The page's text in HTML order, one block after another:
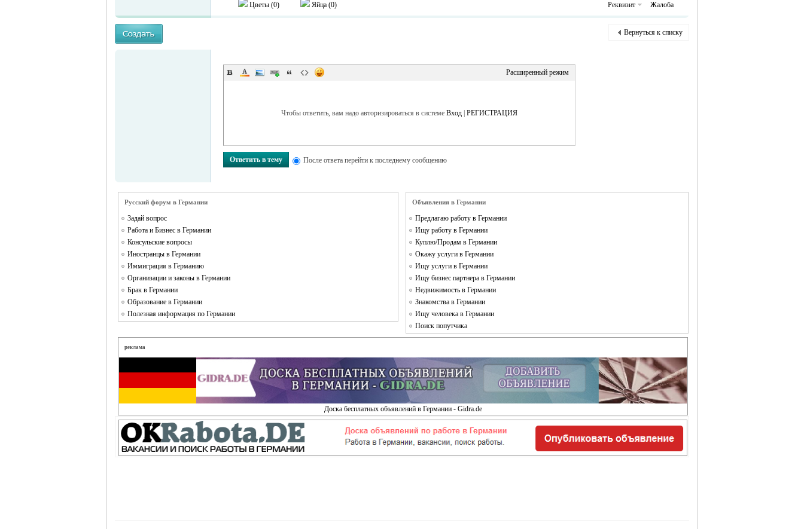
RU
Цветы (0) Яйца (0) Реквизит Жалоба
Вернуться к списку
Расширенный режим
Чтобы ответить, вам надо авторизироваться в системе Вход РЕГИСТРАЦИЯ
Ответить в тему После ответа перейти к последнему сообщению
Русский форум в Германии
Задай вопрос
Работа и Бизнес в Германии
Консульские вопросы
Иностранцы в Германии
Иммиграция в Германию
Организации и законы в Германии
Брак в Германии
Образование в Германии
Полезная информация по Германии
Объявления в Германии
Предлагаю работу в Германии
Ищу работу в Германии
Куплю/Продам в Германии
Окажу услуги в Германии
Ищу услуги в Германии
Ищу бизнес партнера в Германии
Недвижимость в Германии
Знакомства в Германии
Ищу человека в Германии
Поиск попутчика
реклама
Доска бесплатных объявлений в Германии - Gidra.de